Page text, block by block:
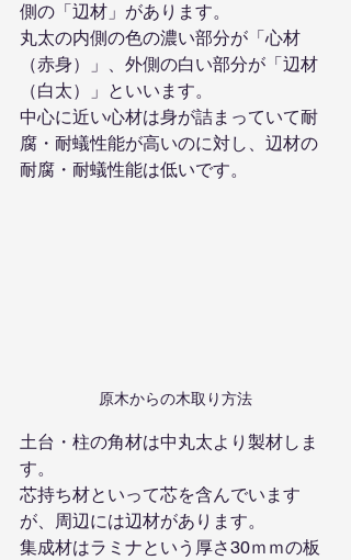
側の「辺材」があります。
丸太の内側の色の濃い部分が「心材
（赤身）」、外側の白い部分が「辺材
（白太）」といいます。
中心に近い心材は身が詰まっていて耐
腐・耐蟻性能が高いのに対し、辺材の
耐腐・耐蟻性能は低いです。
原木からの木取り方法
土台・柱の角材は中丸太より製材しま
す。
芯持ち材といって芯を含んでいます
が、周辺には辺材があります。
集成材はラミナという厚さ30ｍｍの板